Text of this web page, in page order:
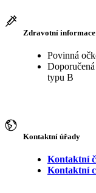
Zdravotní
Povinná
typu B
Kontaktní úřady
Kontaktní
Kontaktní